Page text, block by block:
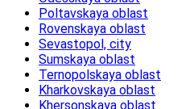
Poltavskaya oblast
Rovenskaya oblast
Sevastopol, city
Sumskaya oblast
Ternopolskaya oblast
Kharkovskaya oblast
Khersonskaya oblast